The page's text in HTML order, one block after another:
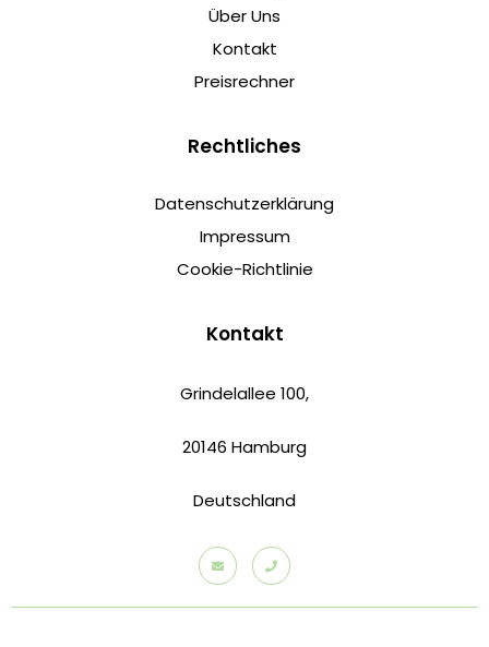
Über Uns
Kontakt
Preisrechner
Rechtliches
Datenschutzerklärung
Impressum
Cookie-Richtlinie
Kontakt
Grindelallee 100,
20146 Hamburg
Deutschland